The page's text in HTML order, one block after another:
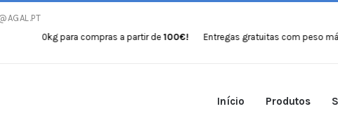
para compras a partir de100€! Entregas gratuitas com peso máximo
Início Produtos